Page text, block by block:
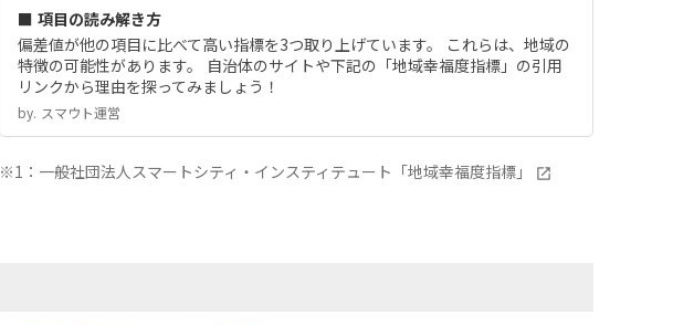
■ 項目の読み解き方
偏差値が他の項目に比べて高い指標を3つ取り上げています。 これらは、地域の
特徴の可能性があります。 自治体のサイトや下記の「地域幸福度指標」の引用
リンクから理由を探ってみましょう！
by.︎ スマウト運営
※1：一般社団法人スマートシティ・インスティテュート「地域幸福度指標」